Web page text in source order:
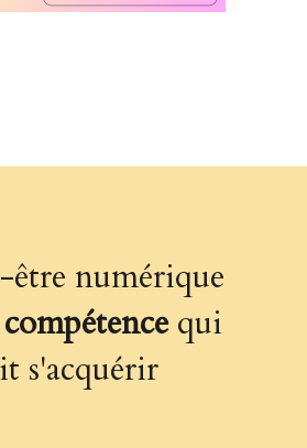
être numérique
compétencequi
s'acquérir